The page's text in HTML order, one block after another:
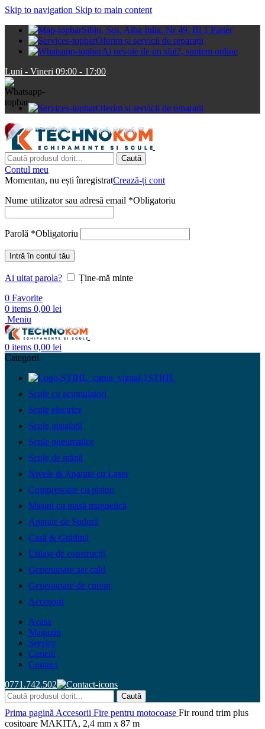
Skip to navigation Skip to main content
Sibiu, Sos. Alba Iulia. Nr 49, Bl 1 Parter
Oferim și servicii de reparații
Ai nevoie de un sfat?, suntem online
Luni - Vineri 09:00 - 17:00
Oferim și servicii de reparații
Caută
Contul meu
Momentan, nu ești înregistratCrează-ți cont
Nume utilizator sau adresă email *Obligatoriu
Parolă *Obligatoriu
Intră în contul tău
Ai uitat parola?
Ține-mă minte
0 Favorite
0 items 0,00 lei
Meniu
0 items 0,00 lei
Categorii
STIHL
Scule cu acumulatori
Scule electrice
Scule instalații
Scule pneumatice
Scule de mână
Nivele & Aparate cu Laser
Compresoare cu piston
Mașini cu masă magnetică
Aparate de Sudură
Casă & Grădină
Utilaje de construcții
Generatoare aer cald
Generatoare de curent
Accesorii
Acasa
Magazin
Service
Carieră
Contact
0771.742.502
Caută
Prima pagină Accesorii Fire pentru motocoase Fir round trim plus
cositoare MAKITA, 2,4 mm x 87 m